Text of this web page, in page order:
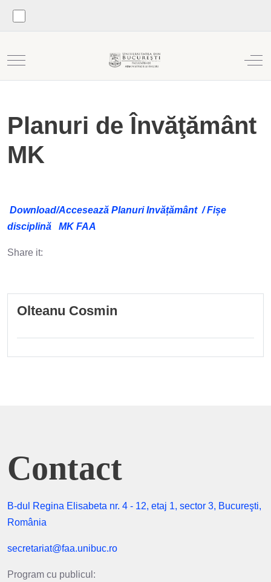
Mobile Menu Toggle Off-
Planuri de Învăţământ
MK
Download/Accesează Planuri Invățământ / Fișe
disciplină MK FAA
Share it:
Olteanu Cosmin
Contact
B-dul Regina Elisabeta nr. 4 - 12, etaj 1, sector 3, Bucureşti,
România
secretariat@faa.unibuc.ro
Program cu publicul: